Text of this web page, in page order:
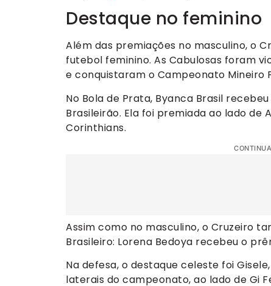
Destaque no feminino
Além das premiações no masculino, o
futebol feminino. As Cabulosas foram
e conquistaram o Campeonato Mineiro
No Bola de Prata, Byanca Brasil
Brasileirão. Ela foi premiada ao lado de
Corinthians.
Assim como no masculino, o Cruzeiro
Brasileiro: Lorena Bedoya recebeu o
Na defesa, o destaque celeste foi
laterais do campeonato, ao lado de Gi